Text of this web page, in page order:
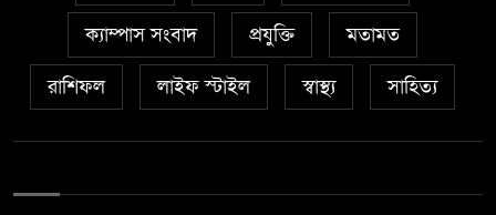
ক্যাম্পাস সংবাদ প্রযুক্তি মতামত
রাশিফল লাইফ স্টাইল স্বাস্থ্য সাহিত্য